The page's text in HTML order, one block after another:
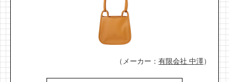
（メーカー： 有限会社 中澤）